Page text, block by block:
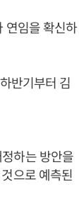
연임을 확신하
반기부터 김
하는 방안을
으로 예측된